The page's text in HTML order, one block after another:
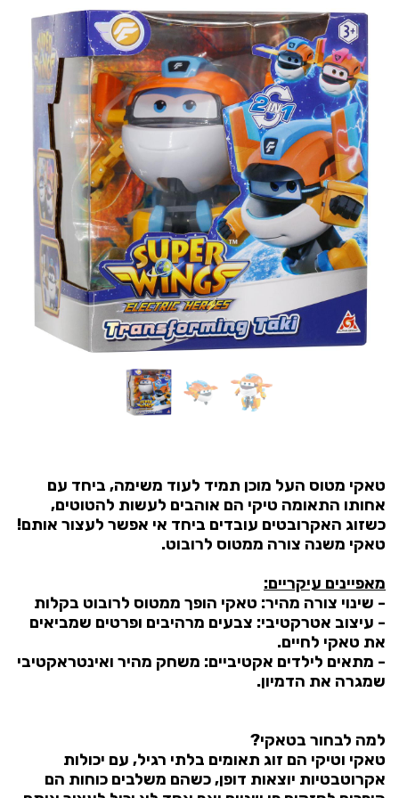
טאקי מטוס העל מוכן תמיד לעוד משימה, ביחד עם
אחותו התאומה טיקי הם אוהבים לעשות להטוטים,
כשזוג האקרובטים עובדים ביחד אי אפשר לעצור אותם!
טאקי משנה צורה ממטוס לרובוט.
מאפיינים עיקריים:
- שינוי צורה מהיר: טאקי הופך ממטוס לרובוט בקלות
- עיצוב אטרקטיבי: צבעים מרהיבים ופרטים שמביאים
את טאקי לחיים.
- מתאים לילדים אקטיביים: משחק מהיר ואינטראקטיבי
שמגרה את הדמיון.
למה לבחור בטאקי?
טאקי וטיקי הם זוג תאומים בלתי רגיל, עם יכולות
אקרוטבטיות יוצאות דופן, כשהם משלבים כוחות הם